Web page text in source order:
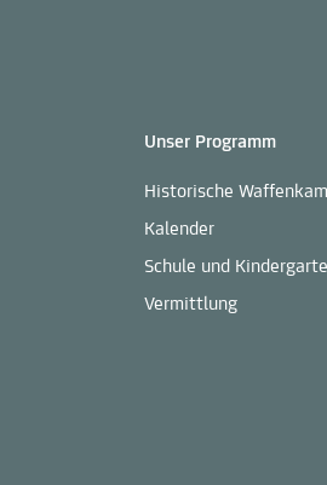
Unser Programm
Historische
Kalender
Schule und
Vermittlung